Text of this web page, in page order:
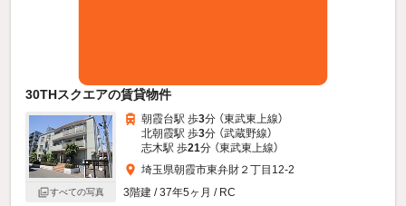
30THスクエアの賃貸物件
すべての写真
朝霞台駅 歩3分 （東武東上線）
北朝霞駅 歩3分 （武蔵野線）
志木駅 歩21分 （東武東上線）
埼玉県朝霞市東弁財２丁目12-2
3階建 / 37年5ヶ月 / RC